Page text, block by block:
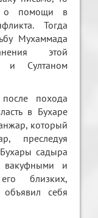
о помощи в
Тогда
Мухаммада
этой
и Султаном
похода
в Бухаре
который
преследуя
садыра
и
близких,
себя